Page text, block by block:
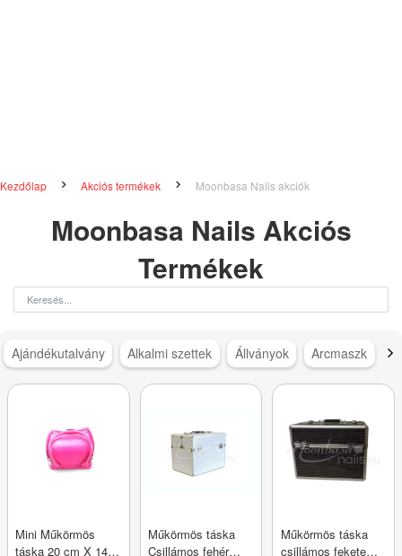
Kezdőlap Akciós termékek Moonbasa Nails akciók
Moonbasa Nails Akciós
Termékek
Ajándékutalvány Alkalmi szettek Állványok Arcmaszk
Mini Műkörmös
táska 20 cm X 14
Műkörmös táska
Csillámos fehér
Műkörmös táska
csillámos fekete